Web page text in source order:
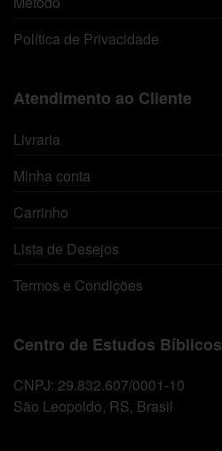
Política de Privacidade
Atendimento ao Cliente
Livraria
Minha conta
Carrinho
Lista de Desejos
Termos e Condições
Centro de Estudos Bíblicos
CNPJ: 29.832.607/0001-10
São Leopoldo, RS, Brasil